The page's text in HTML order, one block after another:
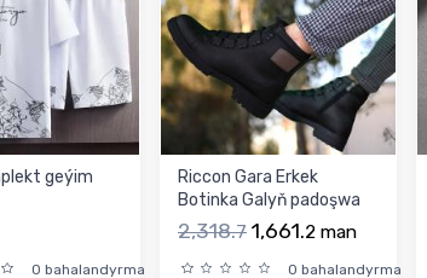
geýim
0 bahalandyrma
Riccon Gara Erkek
Botinka Galyň padoşwa
Gysga (1- 4 sm)
2,318.7 1,661.2 man
0 bahalandyrma